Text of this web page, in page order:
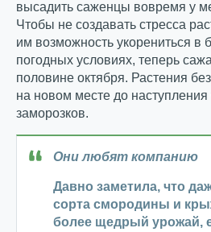
высадить саженцы вовремя у
Чтобы не создавать стресса
им возможность укорениться в
погодных условиях, теперь
половине октября. Растения
на новом месте до наступления
заморозков.
Они любят компанию
Давно заметила, что
сорта смородины и
более щедрый урожай,